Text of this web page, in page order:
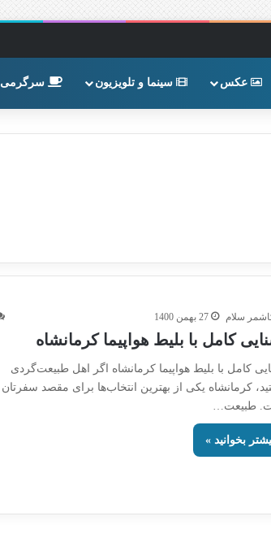
عکس سینما و تلویزیون سرگرمی
سلام 27 بهمن 1400
کامل با بلیط هواپیما کرمانشاه
کامل با بلیط هواپیما کرمانشاه اگر اهل طبیعت‌گردی
کرمانشاه یکی از بهترین انتخاب‌ها برای مقصد سفرتان
طبیعت…
بخوانید »